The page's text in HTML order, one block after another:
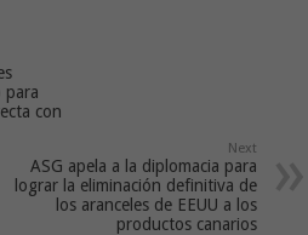
para
con
Next
ASG apela a la diplomacia para
lograr la eliminación definitiva de
los aranceles de EEUU a los
productos canarios